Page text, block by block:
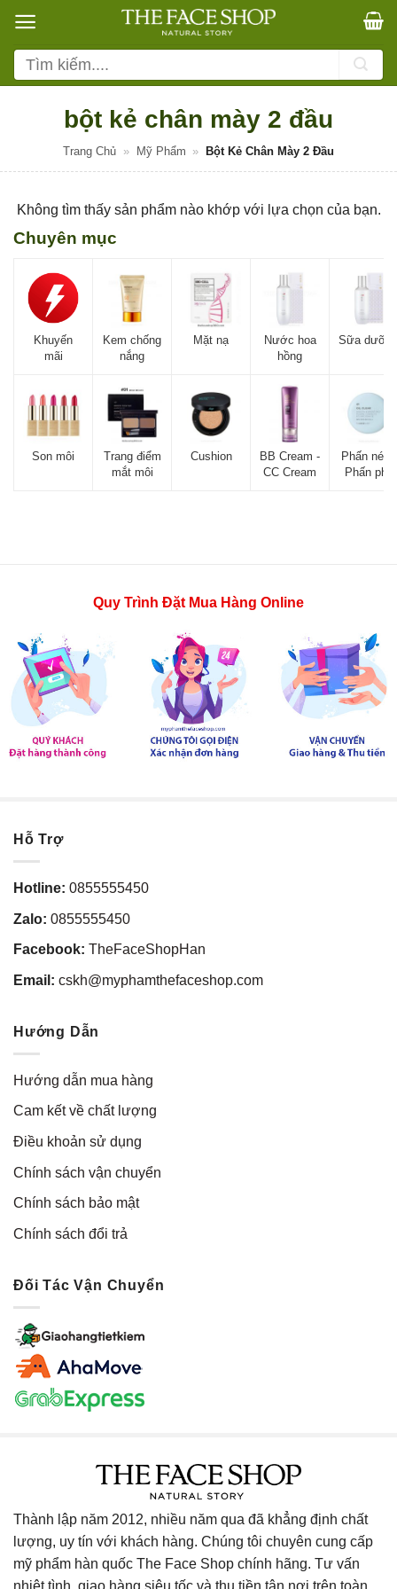
qua
nội
dung
Tìm
kiếm:
bột kẻ chân mày 2 đầu
Trang Chủ » Mỹ Phẩm » Bột Kẻ Chân Mày 2 Đầu
Không tìm thấy sản phẩm nào khớp với lựa chọn của bạn.
Chuyên mục
Khuyến
mãi
Kem chống
nắng
Mặt nạ
Nước hoa
hồng
Sữa
Son môi
Trang điểm
mắt môi
Cushion
BB Cream -
CC Cream
Phấn nén -
Phấn phủ
Quy Trình Đặt Mua Hàng Online
Hỗ Trợ
Hotline: 0855555450
Zalo: 0855555450
Facebook: TheFaceShopHan
Email: cskh@myphamthefaceshop.com
Hướng Dẫn
Hướng dẫn mua hàng
Cam kết về chất lượng
Điều khoản sử dụng
Chính sách vận chuyển
Chính sách bảo mật
Chính sách đổi trả
Đối Tác Vận Chuyển
Thành lập năm 2012, nhiều năm qua đã khẳng định chất
lượng, uy tín với khách hàng. Chúng tôi chuyên cung cấp
mỹ phẩm hàn quốc The Face Shop chính hãng. Tư vấn
nhiệt tình, giao hàng siêu tốc và thu tiền tận nơi trên toàn